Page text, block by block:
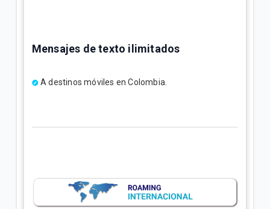
Mensajes de texto ilimitados
A destinos móviles en Colombia.